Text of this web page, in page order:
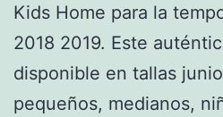
Kids Home para la
2018 2019. Este
disponible en tallas
pequeños, medianos,